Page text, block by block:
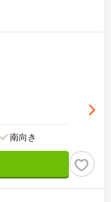
南向き